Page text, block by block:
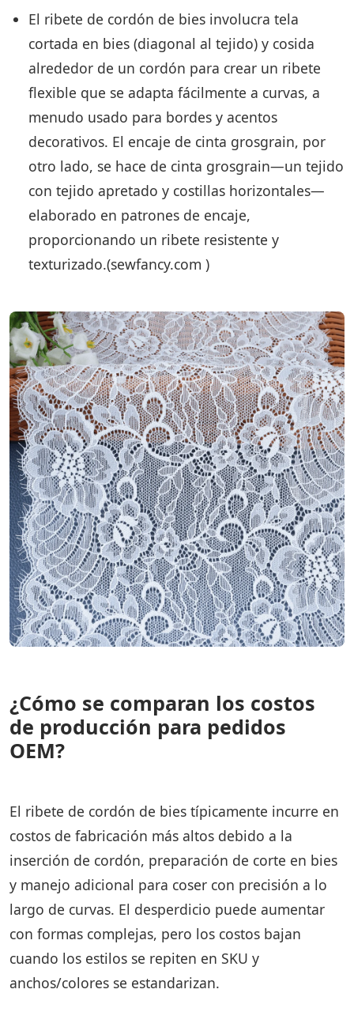
El ribete de cordón de bies involucra tela
cortada en bies (diagonal al tejido) y cosida
alrededor de un cordón para crear un ribete
flexible que se adapta fácilmente a curvas, a
menudo usado para bordes y acentos
decorativos. El encaje de cinta grosgrain, por
otro lado, se hace de cinta grosgrain—un tejido
con tejido apretado y costillas horizontales—
elaborado en patrones de encaje,
proporcionando un ribete resistente y
texturizado.(sewfancy.com )
¿Cómo se comparan los costos
de producción para pedidos
OEM?
El ribete de cordón de bies típicamente incurre en
costos de fabricación más altos debido a la
inserción de cordón, preparación de corte en bies
y manejo adicional para coser con precisión a lo
largo de curvas. El desperdicio puede aumentar
con formas complejas, pero los costos bajan
cuando los estilos se repiten en SKU y
anchos/colores se estandarizan.